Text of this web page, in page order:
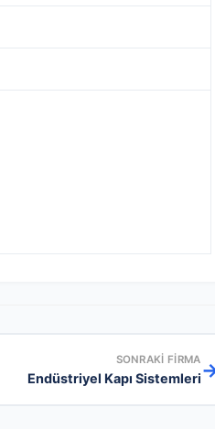
SONRAKI FIRMA
Endüstriyel Kapı Sistemleri